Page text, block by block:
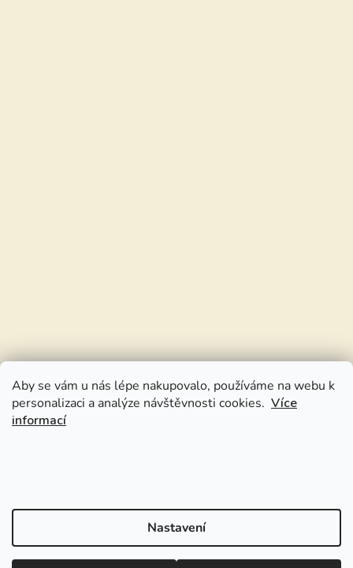
Aby se vám u nás lépe nakupovalo, používáme na webu k
personalizaci a analýze návštěvnosti cookies. Více
informací
Nastavení